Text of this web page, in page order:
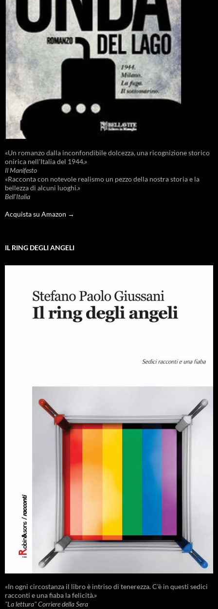
«Un romanzo dalla inconfondibile dolcezza, una ricognizione storico
onirica nell'Italia del 1944.»
Il Manifesto
«Racconta con notevole realismo un pezzo della nostra storia e la
bellezza di alcuni luoghi.»
Bell'Italia
Acquista su Amazon →
IL RING DEGLI ANGELI
«In ogni circostanza il libro è intriso di tenerezza. C'è in questi sedici
racconti e una fiaba la felicità.»
"La lettura" Corriere della Sera